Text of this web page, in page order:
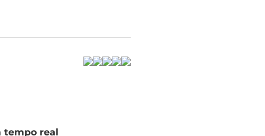
tempo real